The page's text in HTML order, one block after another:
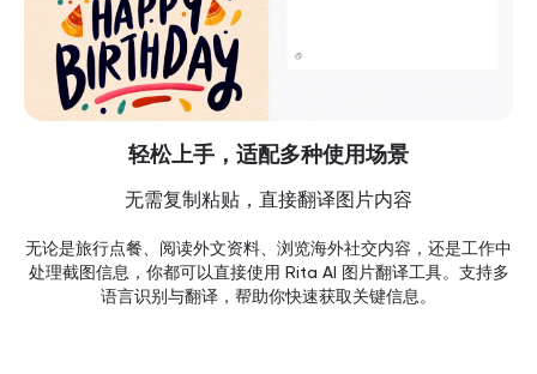
轻松上手，适配多种使用场景
无需复制粘贴，直接翻译图片内容
无论是旅行点餐、阅读外文资料、浏览海外社交内容，还是工作中
处理截图信息，你都可以直接使用 Rita AI 图片翻译工具。支持多
语言识别与翻译，帮助你快速获取关键信息。